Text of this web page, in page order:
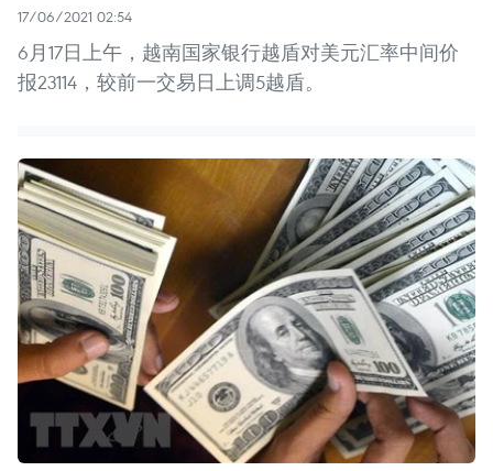
17/06/2021 02:54
6月17日上午，越南国家银行越盾对美元汇率中间价
报23114，较前一交易日上调5越盾。